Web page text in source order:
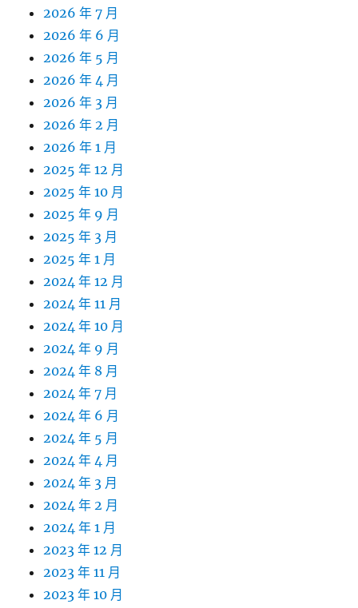
2026 年 7 月
2026 年 6 月
2026 年 5 月
2026 年 4 月
2026 年 3 月
2026 年 2 月
2026 年 1 月
2025 年 12 月
2025 年 10 月
2025 年 9 月
2025 年 3 月
2025 年 1 月
2024 年 12 月
2024 年 11 月
2024 年 10 月
2024 年 9 月
2024 年 8 月
2024 年 7 月
2024 年 6 月
2024 年 5 月
2024 年 4 月
2024 年 3 月
2024 年 2 月
2024 年 1 月
2023 年 12 月
2023 年 11 月
2023 年 10 月